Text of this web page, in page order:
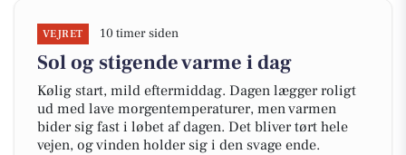
VEJRET 10 timer siden
Sol og stigende varme i dag
Kølig start, mild eftermiddag. Dagen lægger roligt
ud med lave morgentemperaturer, men varmen
bider sig fast i løbet af dagen. Det bliver tørt hele
vejen, og vinden holder sig i den svage ende.